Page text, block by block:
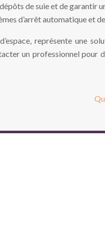
de suie et de garantir
d’arrêt automatique et
représente une
un professionnel